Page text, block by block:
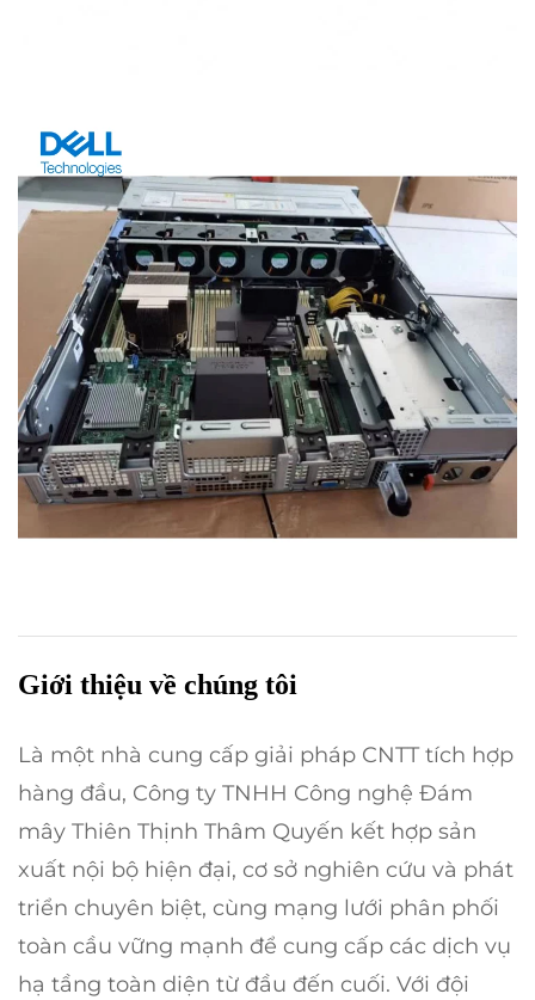
Giới thiệu về chúng tôi
Là một nhà cung cấp giải pháp CNTT tích hợp
hàng đầu, Công ty TNHH Công nghệ Đám
mây Thiên Thịnh Thâm Quyến kết hợp sản
xuất nội bộ hiện đại, cơ sở nghiên cứu và phát
triển chuyên biệt, cùng mạng lưới phân phối
toàn cầu vững mạnh để cung cấp các dịch vụ
hạ tầng toàn diện từ đầu đến cuối. Với đội